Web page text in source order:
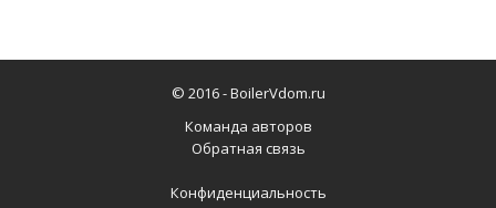
© 2016 -BoilerVdom.ru
Команда авторов
Обратная связь
Конфиденциальность